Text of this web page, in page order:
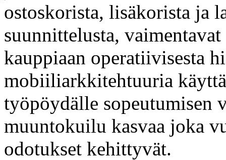
ostoskorista, lisäkorista ja
suunnittelusta,
kauppiaan operatiivisesta
mobiiliarkkitehtuuria
työpöydälle
muuntokuilu kasvaa joka
odotukset kehittyvät.